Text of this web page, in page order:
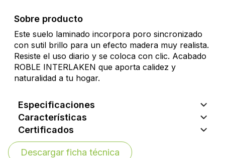
Sobre producto
Este suelo laminado incorpora poro sincronizado
con sutil brillo para un efecto madera muy realista.
Resiste el uso diario y se coloca con clic. Acabado
ROBLE INTERLAKEN que aporta calidez y
naturalidad a tu hogar.
Especificaciones
Características
Certificados
Descargar ficha técnica